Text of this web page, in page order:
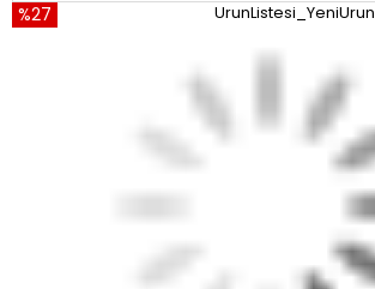
%27 UrunListesi_YeniUrun